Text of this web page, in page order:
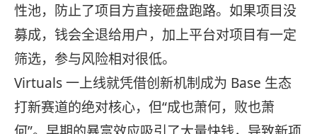
性池，防止了项目方直接砸盘跑路。如果项目没
募成，钱会全退给用户，加上平台对项目有一定
筛选，参与风险相对很低。
Virtuals 一上线就凭借创新机制成为 Base 生态
打新赛道的绝对核心，但“成也萧何，败也萧